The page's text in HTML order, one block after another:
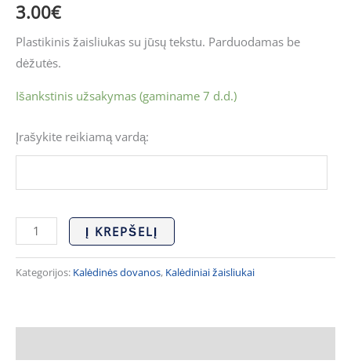
3.00€
Plastikinis žaisliukas su jūsų tekstu. Parduodamas be
dėžutės.
Išankstinis užsakymas (gaminame 7 d.d.)
Įrašykite reikiamą vardą:
Į KREPŠELĮ
Kategorijos: Kalėdinės dovanos, Kalėdiniai žaisliukai